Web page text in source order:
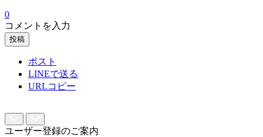
0
コメントを入力
投稿
ポスト
LINEで送る
URLコピー
ユーザー登録のご案内